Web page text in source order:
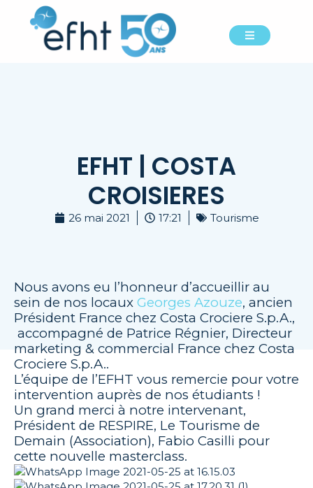
EFHT | COSTA
CROISIERES
26 mai 2021 17:21 Tourisme
Nous avons eu l’honneur d’accueillir au
sein de nos locaux Georges Azouze, ancien
Président France chez Costa Crociere S.p.A.,
accompagné de Patrice Régnier, Directeur
marketing & commercial France chez Costa
Crociere S.p.A..
L’équipe de l’EFHT vous remercie pour votre
intervention auprès de nos étudiants !
Un grand merci à notre intervenant,
Président de RESPIRE, Le Tourisme de
Demain (Association), Fabio Casilli pour
cette nouvelle masterclass.